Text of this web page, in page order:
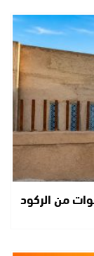
من الركود